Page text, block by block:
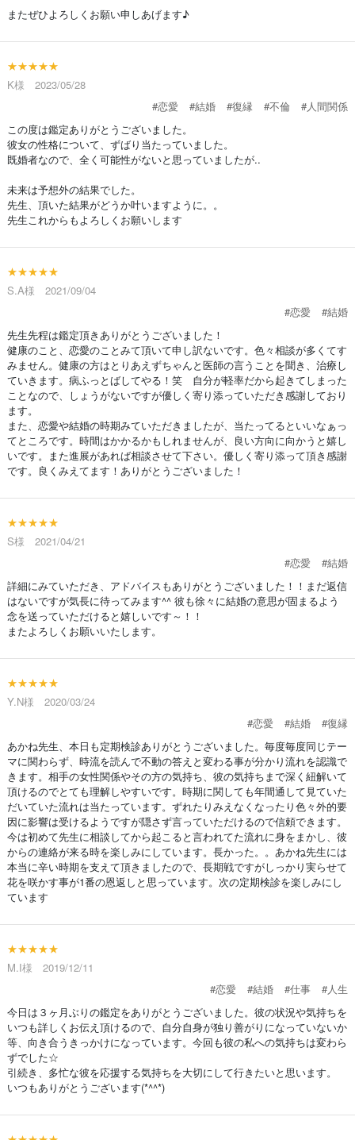
またぜひよろしくお願い申しあげます♪
★★★★★
K様 2023/05/28
#恋愛
#結婚 #復縁 #不倫
#人間関係
この度は鑑定ありがとうございました。
彼女の性格について、ずばり当たっていました。
既婚者なので、全く可能性がないと思っていましたが..
未来は予想外の結果でした。
先生、頂いた結果がどうか叶いますように。。
先生これからもよろしくお願いします
★★★★★
S.A様 2021/09/04
#恋愛
#結婚
先生先程は鑑定頂きありがとうございました！
健康のこと、恋愛のことみて頂いて申し訳ないです。色々相談が多くてす
みません。健康の方はとりあえずちゃんと医師の言うことを聞き、治療し
ていきます。病ふっとばしてやる！笑 自分が軽率だから起きてしまった
ことなので、しょうがないですが優しく寄り添っていただき感謝しており
ます。
また、恋愛や結婚の時期みていただきましたが、当たってるといいなぁっ
てところです。時間はかかるかもしれませんが、良い方向に向かうと嬉し
いです。また進展があれば相談させて下さい。優しく寄り添って頂き感謝
です。良くみえてます！ありがとうございました！
★★★★★
S様 2021/04/21
#恋愛
#結婚
詳細にみていただき、アドバイスもありがとうございました！！まだ返信
はないですが気長に待ってみます^^ 彼も徐々に結婚の意思が固まるよう
念を送っていただけると嬉しいです～！！
またよろしくお願いいたします。
★★★★★
Y.N様 2020/03/24
#恋愛
#結婚
#復縁
あかね先生、本日も定期検診ありがとうございました。毎度毎度同じテー
マに関わらず、時流を読んで不動の答えと変わる事が分かり流れを認識で
きます。相手の女性関係やその方の気持ち、彼の気持ちまで深く紐解いて
頂けるのでとても理解しやすいです。時期に関しても年間通して見ていた
だいていた流れは当たっています。ずれたりみえなくなったり色々外的要
因に影響は受けるようですが隠さず言っていただけるので信頼できます。
今は初めて先生に相談してから起こると言われてた流れに身をまかし、彼
からの連絡が来る時を楽しみにしています。長かった。。あかね先生には
本当に辛い時期を支えて頂きましたので、長期戦ですがしっかり実らせて
花を咲かす事が1番の恩返しと思っています。次の定期検診を楽しみにし
ています
★★★★★
M.I様 2019/12/11
#恋愛
#結婚 #仕事
#人生
今日は３ヶ月ぶりの鑑定をありがとうございました。彼の状況や気持ちを
いつも詳しくお伝え頂けるので、自分自身が独り善がりになっていないか
等、向き合うきっかけになっています。今回も彼の私への気持ちは変わら
ずでした☆
引続き、多忙な彼を応援する気持ちを大切にして行きたいと思います。
いつもありがとうございます(*^^*)